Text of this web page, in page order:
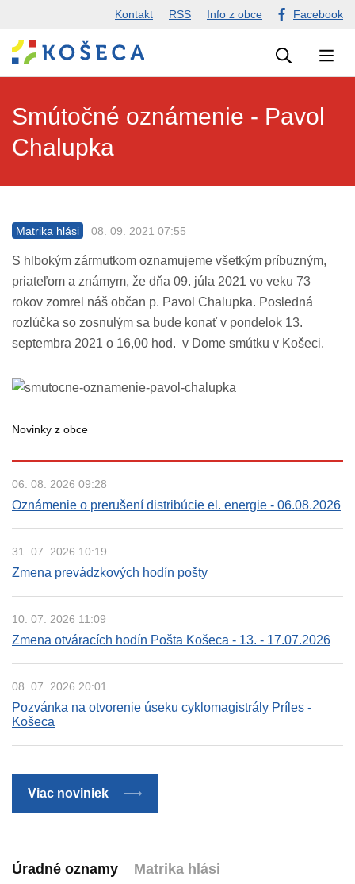
obsah
Kontakt RSS Info z obce Facebook
Smútočné oznámenie - Pavol
Chalupka
Smútočné oznámenie - Pavol
Matrika hlási 08. 09. 2021 07:55
S hlbokým zármutkom oznamujeme všetkým príbuzným,
priateľom a známym, že dňa 09. júla 2021 vo veku 73
rokov zomrel náš občan p. Pavol Chalupka. Posledná
rozlúčka so zosnulým sa bude konať v pondelok 13.
septembra 2021 o 16,00 hod. v Dome smútku v Košeci.
Novinky z obce
06. 08. 2026 09:28
Oznámenie o prerušení distribúcie el. energie - 06.08.2026
31. 07. 2026 10:19
Zmena prevádzkových hodín pošty
10. 07. 2026 11:09
Zmena otváracích hodín Pošta Košeca - 13. - 17.07.2026
08. 07. 2026 20:01
Pozvánka na otvorenie úseku cyklomagistrály Príles -
Košeca
Viac noviniek
Úradná tabuľa
Úradné oznamy Matrika hlási